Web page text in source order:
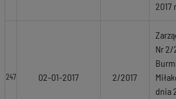
2017
247 02-01-2017 2/2017
Nr 2/
dnia